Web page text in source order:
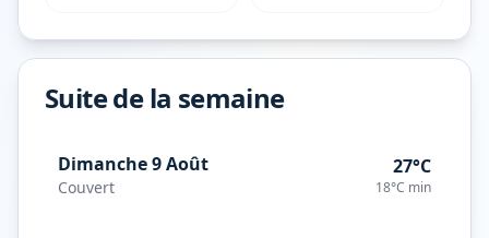
Suite de la semaine
Dimanche 9 Août
Couvert
27°C
18°C min